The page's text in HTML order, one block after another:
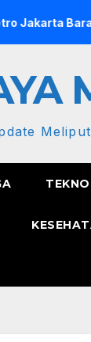
Barat